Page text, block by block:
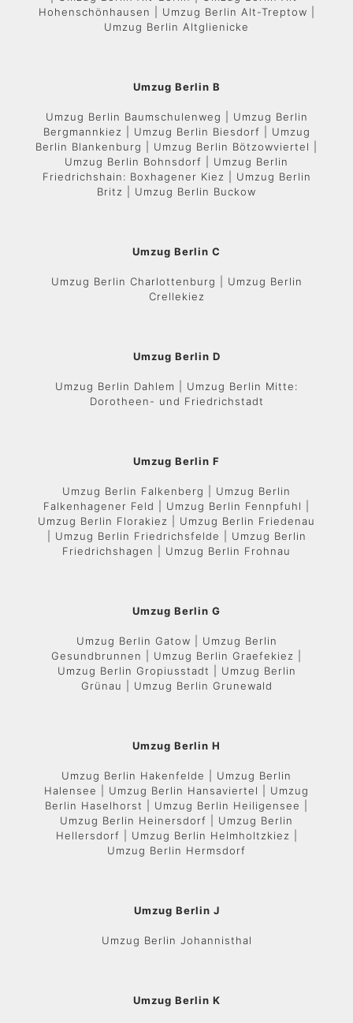
Hohenschönhausen | Umzug Berlin Alt-Treptow |
Umzug Berlin Altglienicke
Umzug Berlin B
Umzug Berlin Baumschulenweg | Umzug Berlin
Bergmannkiez | Umzug Berlin Biesdorf | Umzug
Berlin Blankenburg | Umzug Berlin Bötzowviertel |
Umzug Berlin Bohnsdorf | Umzug Berlin
Friedrichshain: Boxhagener Kiez | Umzug Berlin
Britz | Umzug Berlin Buckow
Umzug Berlin C
Umzug Berlin Charlottenburg | Umzug Berlin
Crellekiez
Umzug Berlin D
Umzug Berlin Dahlem | Umzug Berlin Mitte:
Dorotheen- und Friedrichstadt
Umzug Berlin F
Umzug Berlin Falkenberg | Umzug Berlin
Falkenhagener Feld | Umzug Berlin Fennpfuhl |
Umzug Berlin Florakiez | Umzug Berlin Friedenau
| Umzug Berlin Friedrichsfelde | Umzug Berlin
Friedrichshagen | Umzug Berlin Frohnau
Umzug Berlin G
Umzug Berlin Gatow | Umzug Berlin
Gesundbrunnen | Umzug Berlin Graefekiez |
Umzug Berlin Gropiusstadt | Umzug Berlin
Grünau | Umzug Berlin Grunewald
Umzug Berlin H
Umzug Berlin Hakenfelde | Umzug Berlin
Halensee | Umzug Berlin Hansaviertel | Umzug
Berlin Haselhorst | Umzug Berlin Heiligensee |
Umzug Berlin Heinersdorf | Umzug Berlin
Hellersdorf | Umzug Berlin Helmholtzkiez |
Umzug Berlin Hermsdorf
Umzug Berlin J
Umzug Berlin Johannisthal
Umzug Berlin K